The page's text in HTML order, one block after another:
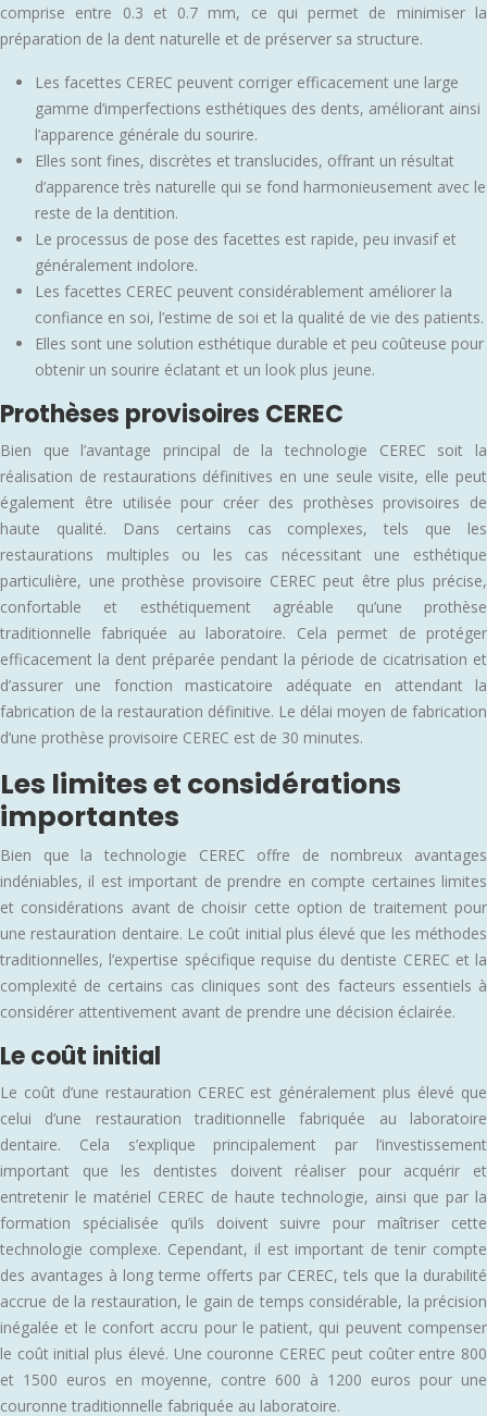
comprise entre 0.3 et 0.7 mm, ce qui permet de minimiser la
préparation de la dent naturelle et de préserver sa structure.
Les facettes CEREC peuvent corriger efficacement une large
gamme d’imperfections esthétiques des dents, améliorant ainsi
l’apparence générale du sourire.
Elles sont fines, discrètes et translucides, offrant un résultat
d’apparence très naturelle qui se fond harmonieusement avec le
reste de la dentition.
Le processus de pose des facettes est rapide, peu invasif et
généralement indolore.
Les facettes CEREC peuvent considérablement améliorer la
confiance en soi, l’estime de soi et la qualité de vie des patients.
Elles sont une solution esthétique durable et peu coûteuse pour
obtenir un sourire éclatant et un look plus jeune.
Prothèses provisoires CEREC
Bien que l’avantage principal de la technologie CEREC soit la
réalisation de restaurations définitives en une seule visite, elle peut
également être utilisée pour créer des prothèses provisoires de
haute qualité. Dans certains cas complexes, tels que les
restaurations multiples ou les cas nécessitant une esthétique
particulière, une prothèse provisoire CEREC peut être plus précise,
confortable et esthétiquement agréable qu’une prothèse
traditionnelle fabriquée au laboratoire. Cela permet de protéger
efficacement la dent préparée pendant la période de cicatrisation et
d’assurer une fonction masticatoire adéquate en attendant la
fabrication de la restauration définitive. Le délai moyen de fabrication
d’une prothèse provisoire CEREC est de 30 minutes.
Les limites et considérations
importantes
Bien que la technologie CEREC offre de nombreux avantages
indéniables, il est important de prendre en compte certaines limites
et considérations avant de choisir cette option de traitement pour
une restauration dentaire. Le coût initial plus élevé que les méthodes
traditionnelles, l’expertise spécifique requise du dentiste CEREC et la
complexité de certains cas cliniques sont des facteurs essentiels à
considérer attentivement avant de prendre une décision éclairée.
Le coût initial
Le coût d’une restauration CEREC est généralement plus élevé que
celui d’une restauration traditionnelle fabriquée au laboratoire
dentaire. Cela s’explique principalement par l’investissement
important que les dentistes doivent réaliser pour acquérir et
entretenir le matériel CEREC de haute technologie, ainsi que par la
formation spécialisée qu’ils doivent suivre pour maîtriser cette
technologie complexe. Cependant, il est important de tenir compte
des avantages à long terme offerts par CEREC, tels que la durabilité
accrue de la restauration, le gain de temps considérable, la précision
inégalée et le confort accru pour le patient, qui peuvent compenser
le coût initial plus élevé. Une couronne CEREC peut coûter entre 800
et 1500 euros en moyenne, contre 600 à 1200 euros pour une
couronne traditionnelle fabriquée au laboratoire.